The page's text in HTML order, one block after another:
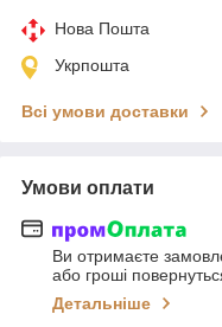
Нова Пошта
Укрпошта
Всі умови доставки
Умови оплати
Ви отримаєте
або гроші
Детальніше